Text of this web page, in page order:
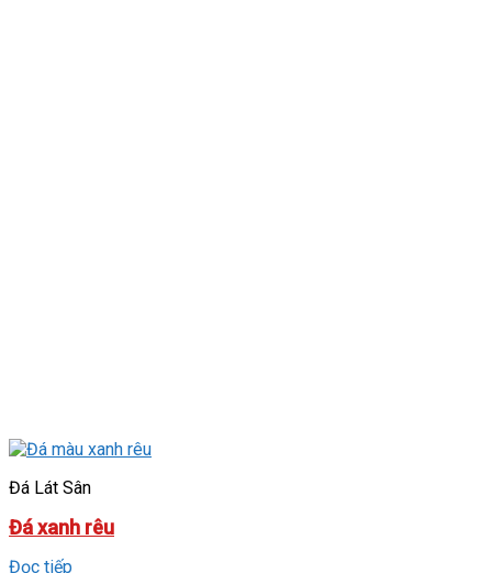
Đá Lát Sân
Đá xanh rêu
Đọc tiếp